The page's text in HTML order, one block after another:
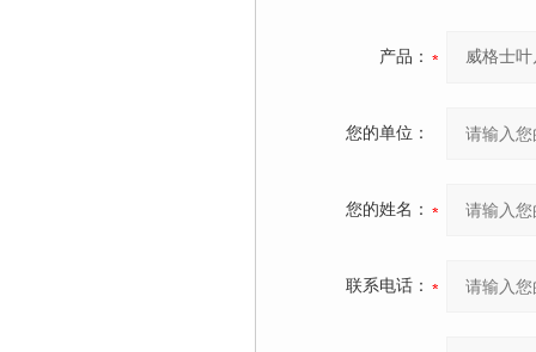
产品：
您的单位：
您的姓名：
联系电话：